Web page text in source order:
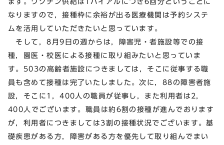
なりますので，接種枠に余裕が出る医療機関は予約システ
ムを活用していただきたいと思っています。
そして，8月9日の週からは，障害児・者施設等での接
種，園医・校医による接種に取り組みたいと思っていま
す。503の高齢者施設につきましては，そこに従事する職
員も含めて接種は完了いたしました。次に，88の障害者施
設，そこに1，400人の職員が従事し，また利用者は2，
400人でございます。職員は約6割の接種が進んでおります
が，利用者につきましては3割の接種状況でございます。基
礎疾患がある方，障害がある方を優先して取り組んでまい